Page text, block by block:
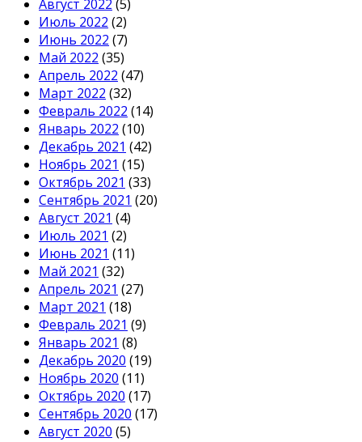
Август 2022 (5)
Июль 2022 (2)
Июнь 2022 (7)
Май 2022 (35)
Апрель 2022 (47)
Март 2022 (32)
Февраль 2022 (14)
Январь 2022 (10)
Декабрь 2021 (42)
Ноябрь 2021 (15)
Октябрь 2021 (33)
Сентябрь 2021 (20)
Август 2021 (4)
Июль 2021 (2)
Июнь 2021 (11)
Май 2021 (32)
Апрель 2021 (27)
Март 2021 (18)
Февраль 2021 (9)
Январь 2021 (8)
Декабрь 2020 (19)
Ноябрь 2020 (11)
Октябрь 2020 (17)
Сентябрь 2020 (17)
Август 2020 (5)